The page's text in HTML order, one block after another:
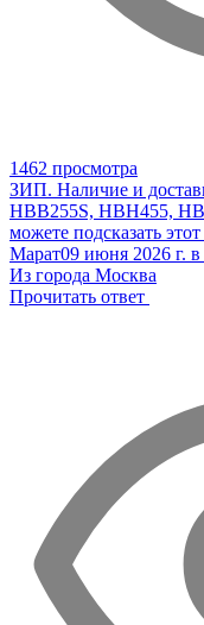
1462 просмотра
ЗИП. Наличие и
HBB255S, HBH455,
можете подсказать
Марат09 июня 2026 г. в
Из города Москва
Прочитать ответ